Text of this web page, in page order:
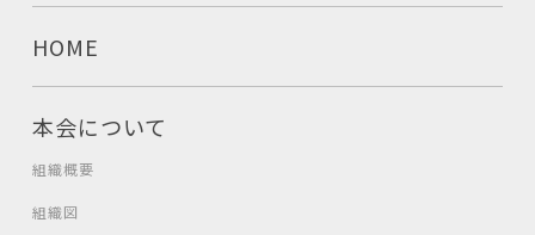
HOME
本会について
組織概要
組織図